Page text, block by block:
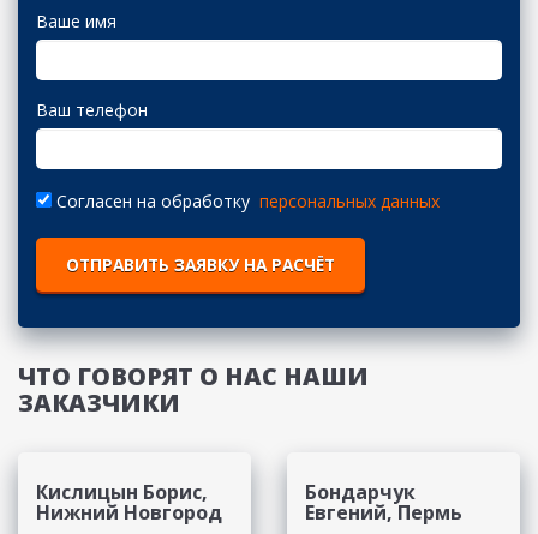
Ваше имя
Ваш телефон
Согласен на обработку персональных данных
ОТПРАВИТЬ ЗАЯВКУ НА РАСЧЁТ
ЧТО ГОВОРЯТ О НАС НАШИ
ЗАКАЗЧИКИ
Кислицын Борис,
Нижний Новгород
Бондарчук
Евгений, Пермь